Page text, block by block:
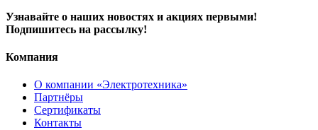
Узнавайте о наших новостях и акциях первыми!
Подпишитесь на рассылку!
Компания
О компании «Электротехника»
Партнёры
Сертификаты
Контакты